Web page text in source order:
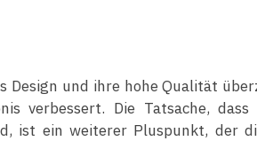
Design und ihre hohe Qualität
verbessert. Die Tatsache,
ist ein weiterer Pluspunkt, der